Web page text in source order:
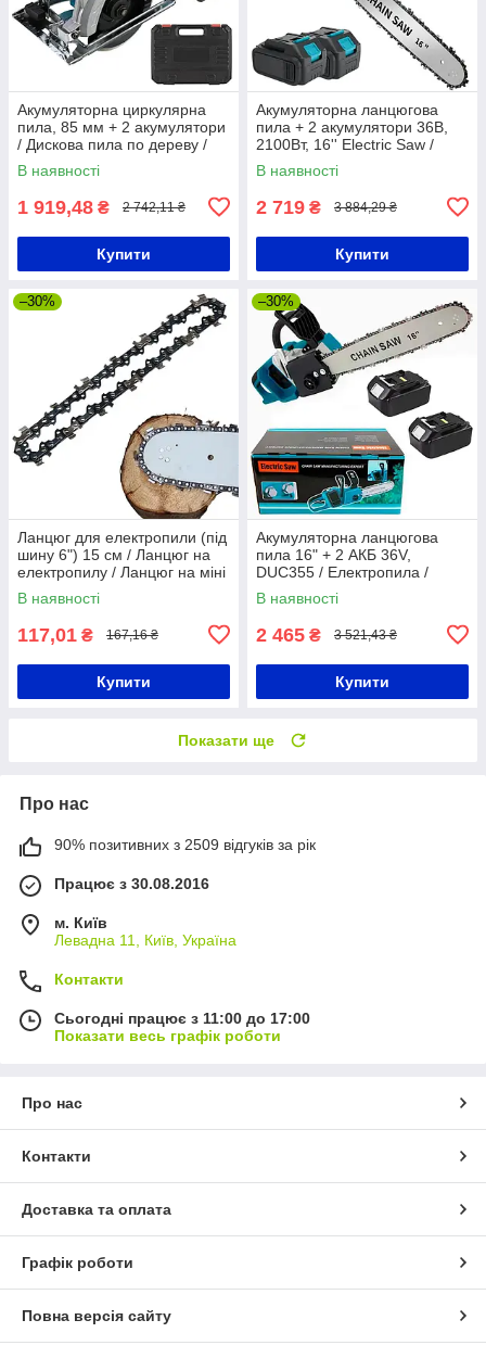
Акумуляторна циркулярна
пила, 85 мм + 2 акумулятори
/ Дискова пила по дереву /
Пила циркулярна ручна
В наявності
1 919,48 ₴ 2 742,11 ₴
Купити
Акумуляторна ланцюгова
пила + 2 акумулятори 36В,
2100Вт, 16'' Electric Saw /
Електропила / Пила на
акумуляторі
В наявності
2 719 ₴ 3 884,29 ₴
Купити
–30%
Ланцюг для електропили (під
шину 6") 15 см / Ланцюг на
електропилу / Ланцюг на міні
пилу / Ланцюг для пили
В наявності
117,01 ₴ 167,16 ₴
Купити
–30%
Акумуляторна ланцюгова
пила 16" + 2 АКБ 36V,
DUC355 / Електропила /
Акумуляторна пилка
ланцюгова
В наявності
2 465 ₴ 3 521,43 ₴
Купити
Показати ще
Про нас
90% позитивних з 2509 відгуків за рік
Працює з 30.08.2016
м. Київ
Левадна 11, Київ, Україна
Контакти
Сьогодні працює з 11:00 до 17:00
Показати весь графік роботи
Про нас
Контакти
Доставка та оплата
Графік роботи
Повна версія сайту